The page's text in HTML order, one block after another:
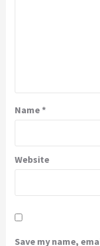
Name*
Website
Save my name,